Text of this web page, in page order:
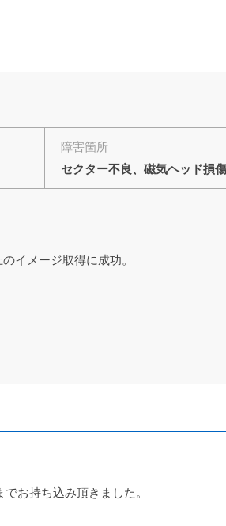
障害箇所
セクター不良、磁気ヘッド損傷
イメージ取得に成功。
お持ち込み頂きました。